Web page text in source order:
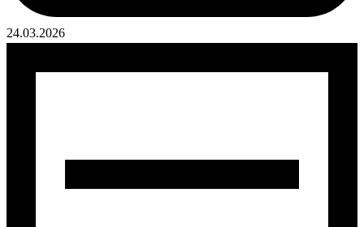
24.03.2026